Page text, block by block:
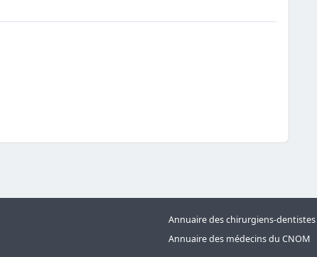
Annuaire des chirurgiens-dentistes
Annuaire des médecins du CNOM